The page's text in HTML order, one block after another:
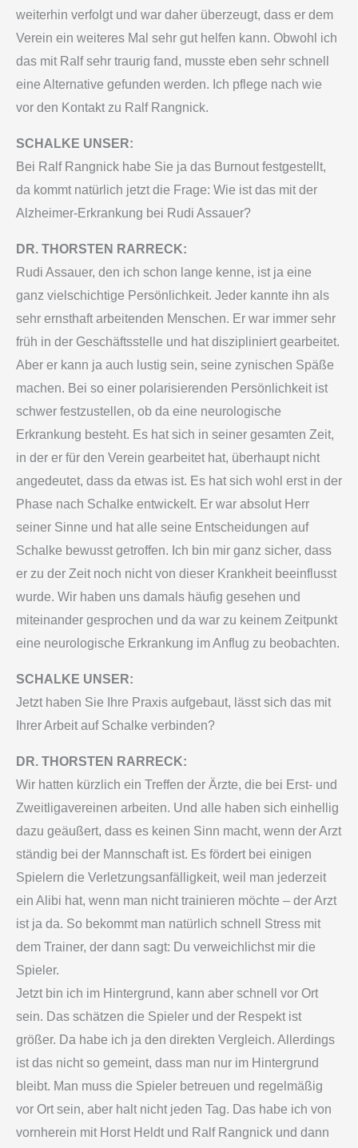
weiterhin verfolgt und war daher überzeugt, dass er dem
Verein ein weiteres Mal sehr gut helfen kann. Obwohl ich
das mit Ralf sehr traurig fand, musste eben sehr schnell
eine Alternative gefunden werden. Ich pflege nach wie
vor den Kontakt zu Ralf Rangnick.
SCHALKE UNSER:
Bei Ralf Rangnick habe Sie ja das Burnout festgestellt,
da kommt natürlich jetzt die Frage: Wie ist das mit der
Alzheimer-Erkrankung bei Rudi Assauer?
DR. THORSTEN RARRECK:
Rudi Assauer, den ich schon lange kenne, ist ja eine
ganz vielschichtige Persönlichkeit. Jeder kannte ihn als
sehr ernsthaft arbeitenden Menschen. Er war immer sehr
früh in der Geschäftsstelle und hat diszipliniert gearbeitet.
Aber er kann ja auch lustig sein, seine zynischen Späße
machen. Bei so einer polarisierenden Persönlichkeit ist
schwer festzustellen, ob da eine neurologische
Erkrankung besteht. Es hat sich in seiner gesamten Zeit,
in der er für den Verein gearbeitet hat, überhaupt nicht
angedeutet, dass da etwas ist. Es hat sich wohl erst in der
Phase nach Schalke entwickelt. Er war absolut Herr
seiner Sinne und hat alle seine Entscheidungen auf
Schalke bewusst getroffen. Ich bin mir ganz sicher, dass
er zu der Zeit noch nicht von dieser Krankheit beeinflusst
wurde. Wir haben uns damals häufig gesehen und
miteinander gesprochen und da war zu keinem Zeitpunkt
eine neurologische Erkrankung im Anflug zu beobachten.
SCHALKE UNSER:
Jetzt haben Sie Ihre Praxis aufgebaut, lässt sich das mit
Ihrer Arbeit auf Schalke verbinden?
DR. THORSTEN RARRECK:
Wir hatten kürzlich ein Treffen der Ärzte, die bei Erst- und
Zweitligavereinen arbeiten. Und alle haben sich einhellig
dazu geäußert, dass es keinen Sinn macht, wenn der Arzt
ständig bei der Mannschaft ist. Es fördert bei einigen
Spielern die Verletzungsanfälligkeit, weil man jederzeit
ein Alibi hat, wenn man nicht trainieren möchte – der Arzt
ist ja da. So bekommt man natürlich schnell Stress mit
dem Trainer, der dann sagt: Du verweichlichst mir die
Spieler.
Jetzt bin ich im Hintergrund, kann aber schnell vor Ort
sein. Das schätzen die Spieler und der Respekt ist
größer. Da habe ich ja den direkten Vergleich. Allerdings
ist das nicht so gemeint, dass man nur im Hintergrund
bleibt. Man muss die Spieler betreuen und regelmäßig
vor Ort sein, aber halt nicht jeden Tag. Das habe ich von
vornherein mit Horst Heldt und Ralf Rangnick und dann